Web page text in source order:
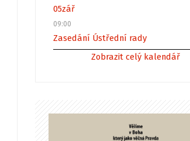
05zář
09:00
Zasedání Ústřední rady
Zobrazit celý kalendář